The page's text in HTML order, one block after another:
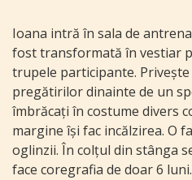
Ioana intră în sala de
fost transformată în vestiar
trupele participante.
pregătirilor dinainte de un
îmbrăcați în costume divers
margine își fac incălzirea. O
oglinzii. În colțul din stânga
face coregrafia de doar 6 luni.